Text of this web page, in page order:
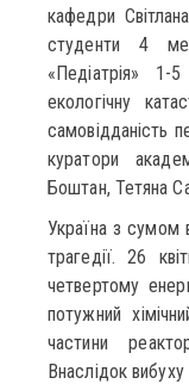
кафедри
студенти 4
«Педіатрія» 1-
екологічну
самовідданість
куратори
Боштан, Тетяна
Україна з сумом
трагедії. 26
четвертому
потужний
частини
Внаслідок